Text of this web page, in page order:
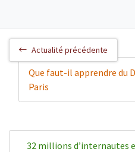
Actualité précédente
Que faut-il apprendre du
Paris
32 millions d’internautes